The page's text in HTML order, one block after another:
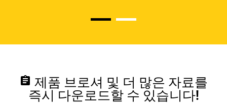
assignment 제품 브로셔 및 더 많은 자료를
즉시 다운로드할 수 있습니다!